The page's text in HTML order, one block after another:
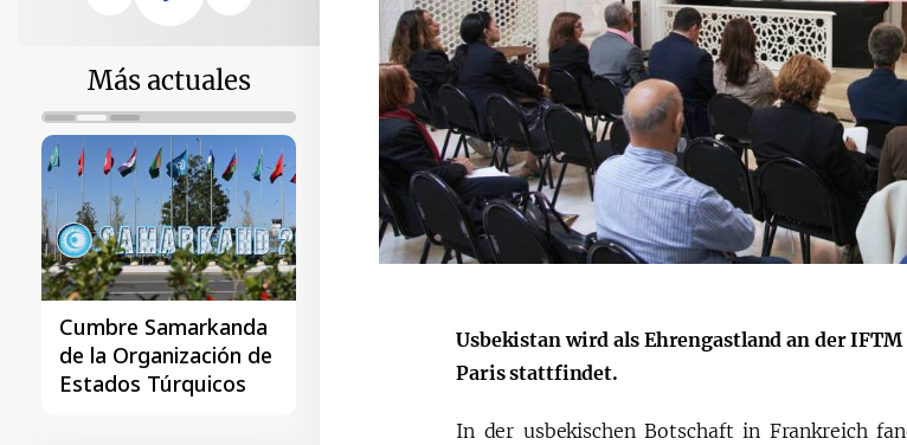
Más actuales
Cumbre Samarkanda
de la Organización de
Estados Túrquicos
La primera Cumbre
"Asia Central - China"
Usbekistan wird als Ehrengastland an der
Paris stattfindet.
In der usbekischen Botschaft in Frankreich